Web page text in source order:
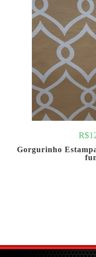
R$
Gorgurinho